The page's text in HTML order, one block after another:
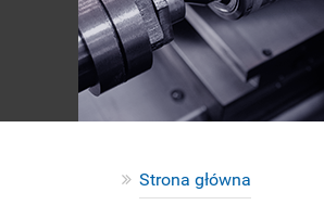
Strona główna